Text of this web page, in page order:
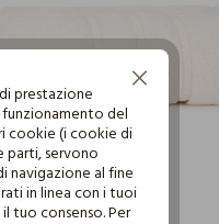
prestazione
del
cookie (i cookie di
parti, servono
navigazione al fine
in linea con i tuoi
tuo consenso. Per
Continua senza accettare